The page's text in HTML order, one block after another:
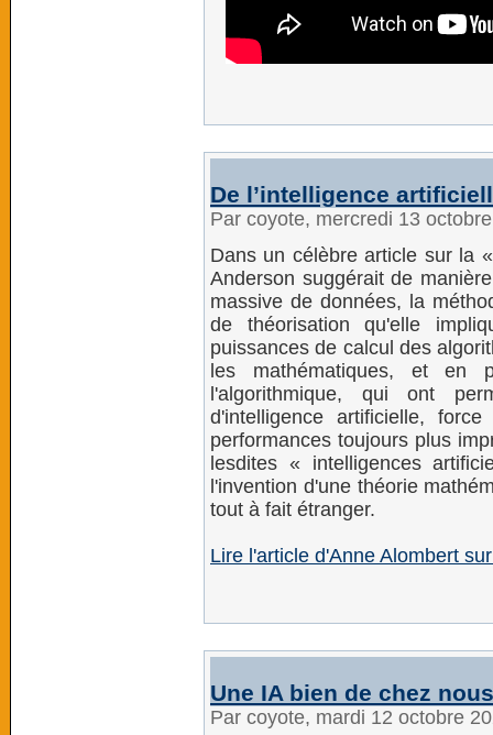
De l’intelligence
Par coyote, mercredi 13
Dans un célèbre article sur la
Anderson suggérait de
massive de données, la
de théorisation qu'elle
puissances de calcul des
les mathématiques, et en
l'algorithmique, qui ont
d'intelligence artificielle,
performances toujours plus
lesdites « intelligences
l'invention d'une théorie
tout à fait étranger.
Lire l'article d'Anne Alombert
Une IA bien de chez
Par coyote, mardi 12 octobre